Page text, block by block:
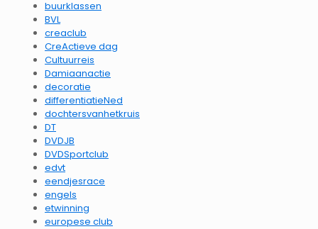
buurklassen
BVL
creaclub
CreActieve dag
Cultuurreis
Damiaanactie
decoratie
differentiatieNed
dochtersvanhetkruis
DT
DVDJB
DVDSportclub
edvt
eendjesrace
engels
etwinning
europese club